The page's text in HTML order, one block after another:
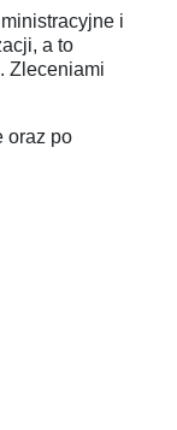
i
a to
Zleceniami
oraz po